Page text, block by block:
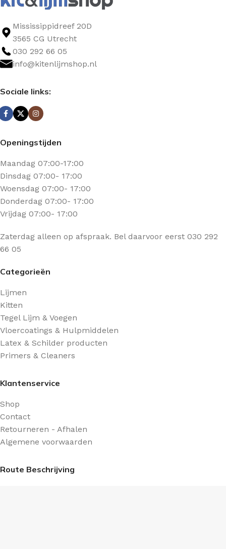
Mississippidreef 20D
3565 CG Utrecht
030 292 66 05
info@kitenlijmshop.nl
Sociale links:
Openingstijden
Maandag 07:00-17:00
Dinsdag 07:00- 17:00
Woensdag 07:00- 17:00
Donderdag 07:00- 17:00
Vrijdag 07:00- 17:00
Zaterdag alleen op afspraak. Bel daarvoor eerst 030 292
66 05
Categorieën
Lijmen
Kitten
Tegel Lijm & Voegen
Vloercoatings & Hulpmiddelen
Latex & Schilder producten
Primers & Cleaners
Klantenservice
Shop
Contact
Retourneren - Afhalen
Algemene voorwaarden
Route Beschrijving